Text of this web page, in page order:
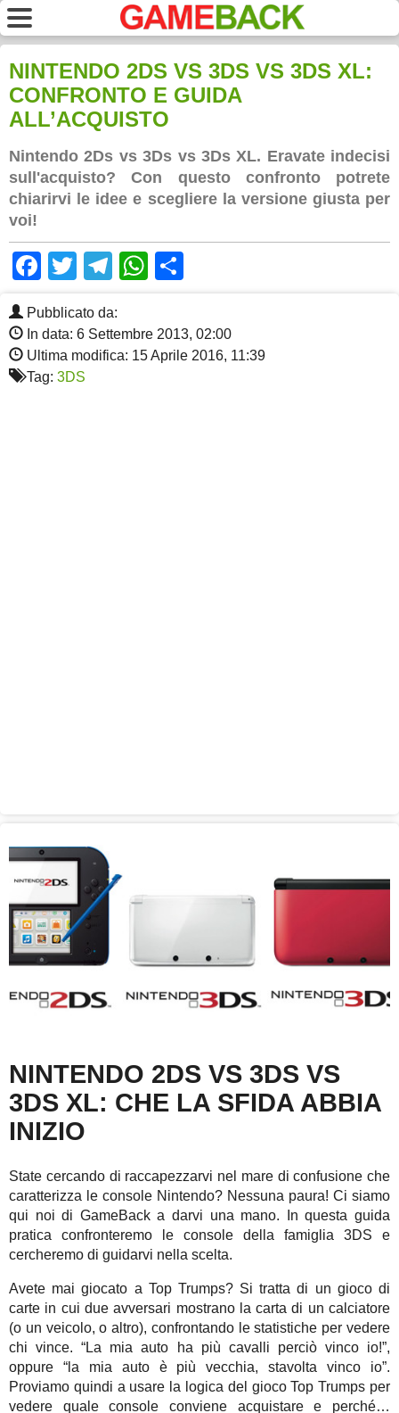
NINTENDO 2DS VS 3DS VS 3DS XL:
CONFRONTO E GUIDA
ALL’ACQUISTO
Nintendo 2Ds vs 3Ds vs 3Ds XL. Eravate indecisi
sull'acquisto? Con questo confronto potrete
chiarirvi le idee e scegliere la versione giusta per
voi!
Facebook
TwitterTelegram
WhatsApp
Pubblicato da:
In data: 6 Settembre 2013, 02:00
Ultima modifica: 15 Aprile 2016, 11:39
Tag: 3DS
NINTENDO 2DS VS 3DS VS
3DS XL: CHE LA SFIDA ABBIA
INIZIO
State cercando di raccapezzarvi nel mare di confusione che
caratterizza le console Nintendo? Nessuna paura! Ci siamo
qui noi di GameBack a darvi una mano. In questa guida
pratica confronteremo le console della famiglia 3DS e
cercheremo di guidarvi nella scelta.
Avete mai giocato a Top Trumps? Si tratta di un gioco di
carte in cui due avversari mostrano la carta di un calciatore
(o un veicolo, o altro), confrontando le statistiche per vedere
chi vince. “La mia auto ha più cavalli perciò vinco io!”,
oppure “la mia auto è più vecchia, stavolta vinco io”.
Proviamo quindi a usare la logica del gioco Top Trumps per
vedere quale console conviene acquistare e perché…